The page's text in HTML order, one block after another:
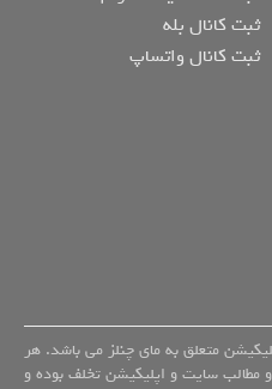
ثبت کانال بله
ثبت کانال واتساپ
متعلق به مای چنلز می باشد. هر
مطالب سایت و اپلیکیشن تخلف بوده و